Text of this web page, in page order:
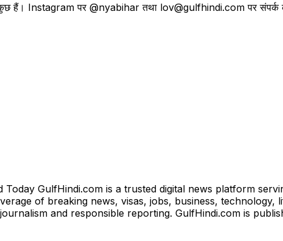
सबकुछ हैं। Instagram पर @nyabihar तथा lov@gulfhindi.com पर
GulfHindi.com is a trusted digital news platform
of breaking news, visas, jobs, business, technology,
and responsible reporting. GulfHindi.com is